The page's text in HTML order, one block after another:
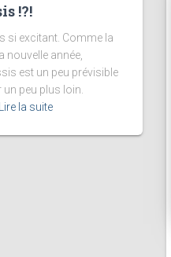
!?!
si excitant. Comme la
année,
est un peu prévisible
peu plus loin.
Lire la suite